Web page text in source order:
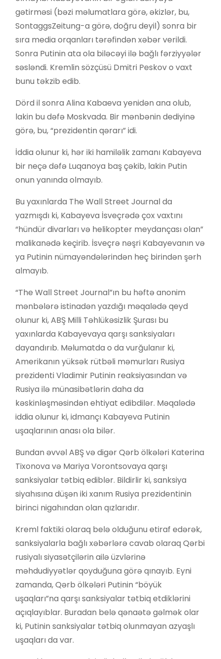
gətirməsi (bəzi məlumatlara görə, əkizlər, bu,
SontaggsZeitung-a görə, doğru deyil) sonra bir
sıra media orqanları tərəfindən xəbər verildi.
Sonra Putinin ata ola biləcəyi ilə bağlı fərziyyələr
səsləndi. Kremlin sözçüsü Dmitri Peskov o vaxt
bunu təkzib edib.
Dörd il sonra Alina Kabaeva yenidən ana olub,
lakin bu dəfə Moskvada. Bir mənbənin dediyinə
görə, bu, “prezidentin qərarı” idi.
İddia olunur ki, hər iki hamiləlik zamanı Kabayeva
bir neçə dəfə Luqanoya baş çəkib, lakin Putin
onun yanında olmayıb.
Bu yaxınlarda The Wall Street Journal da
yazmışdı ki, Kabayeva İsveçrədə çox vaxtını
“hündür divarları və helikopter meydançası olan”
malikanədə keçirib. İsveçrə nəşri Kabayevanın və
ya Putinin nümayəndələrindən heç birindən şərh
almayıb.
“The Wall Street Journal”ın bu həftə anonim
mənbələrə istinadən yazdığı məqalədə qeyd
olunur ki, ABŞ Milli Təhlükəsizlik Şurası bu
yaxınlarda Kabayevaya qarşı sanksiyaları
dayandırıb. Məlumatda o da vurğulanır ki,
Amerikanın yüksək rütbəli məmurları Rusiya
prezidenti Vladimir Putinin reaksiyasından və
Rusiya ilə münasibətlərin daha da
kəskinləşməsindən ehtiyat edibdilər. Məqalədə
iddia olunur ki, idmançı Kabayeva Putinin
uşaqlarının anası ola bilər.
Bundan əvvəl ABŞ və digər Qərb ölkələri Katerina
Tixonova və Mariya Vorontsovaya qarşı
sanksiyalar tətbiq ediblər. Bildirlir ki, sanksiya
siyahısına düşən iki xanım Rusiya prezidentinin
birinci nigahından olan qızlarıdır.
Kreml faktiki olaraq belə olduğunu etiraf edərək,
sanksiyalarla bağlı xəbərlərə cavab olaraq Qərbi
rusiyalı siyasətçilərin ailə üzvlərinə
məhdudiyyətlər qoyduğuna görə qınayıb. Eyni
zamanda, Qərb ölkələri Putinin “böyük
uşaqları”na qarşı sanksiyalar tətbiq etdiklərini
açıqlayıblar. Buradan belə qənaətə gəlmək olar
ki, Putinin sanksiyalar tətbiq olunmayan azyaşlı
uşaqları da var.